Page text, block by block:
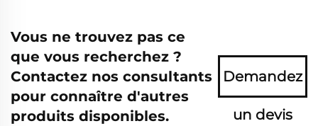
Vous ne trouvez pas ce
que vous recherchez ?
Contactez nos consultants
pour connaître d'autres
produits disponibles.
Demandez
un devis